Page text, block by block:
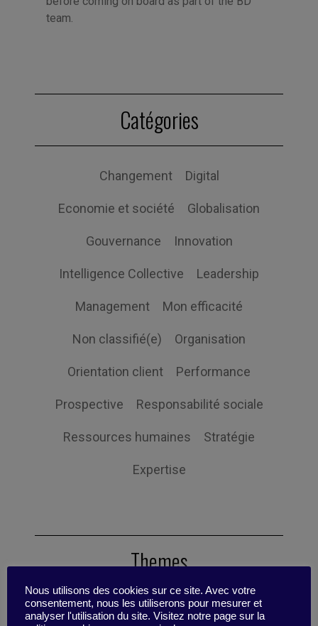
team.
Catégories
Changement Digital
Economie et société Globalisation
Gouvernance Innovation
Intelligence Collective Leadership
Management Mon efficacité
Non classifié(e) Organisation
Orientation client Performance
Prospective Responsabilité sociale
Ressources humaines Stratégie
Expertise
Themes
Études de cas Fiche pensante
Nous utilisons des cookies sur ce site. Avec votre
consentement, nous les utiliserons pour mesurer et
analyser l'utilisation du site. Visitez notre page sur la